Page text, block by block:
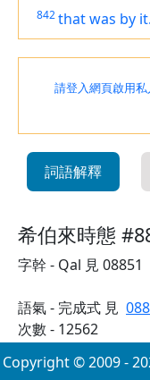
842thatwas by it.
請登入網頁啟用私
詞語解釋
希伯來時態
字幹 - Qal 見 08851
語氣 - 完成式 見
次數 - 12562
Copyright © 2009 -